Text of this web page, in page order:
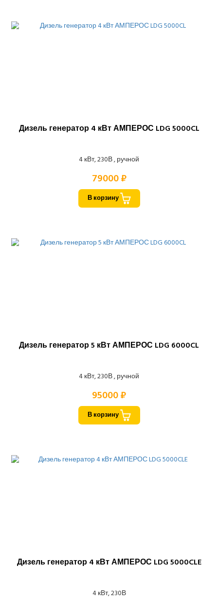
Дизель генератор 4 кВт АМПЕРОС LDG 5000CL
4 кВт, 230В , ручной
79000 ₽
В корзину
Дизель генератор 5 кВт АМПЕРОС LDG 6000CL
4 кВт, 230В , ручной
95000 ₽
В корзину
Дизель генератор 4 кВт АМПЕРОС LDG 5000CLE
4 кВт, 230В